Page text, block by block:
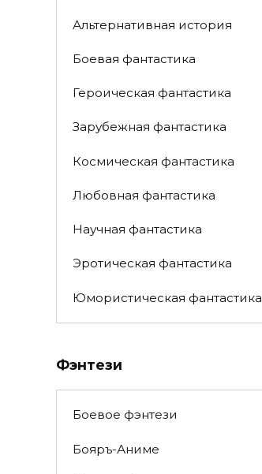
Альтернативная история
Боевая фантастика
Героическая фантастика
Зарубежная фантастика
Космическая фантастика
Любовная фантастика
Научная фантастика
Эротическая фантастика
Юмористическая фантастика
Фэнтези
Боевое фэнтези
Бояръ-Аниме